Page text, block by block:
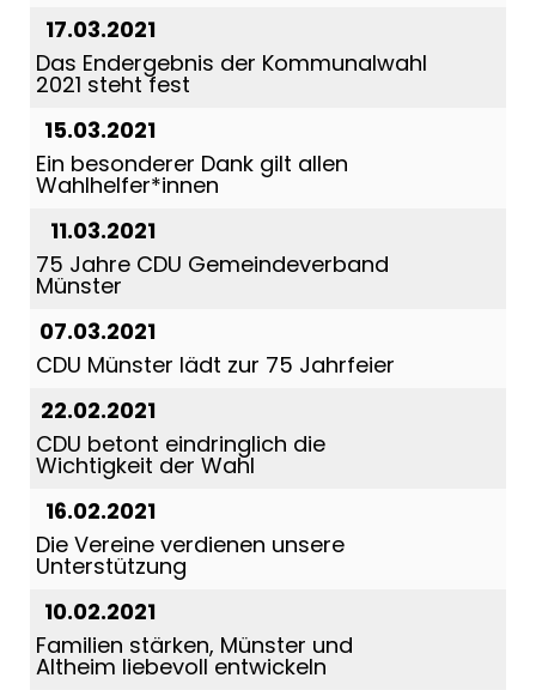
17.03.2021
Das Endergebnis der Kommunalwahl
2021 steht fest
15.03.2021
Ein besonderer Dank gilt allen
Wahlhelfer*innen
11.03.2021
75 Jahre CDU Gemeindeverband
Münster
07.03.2021
CDU Münster lädt zur 75 Jahrfeier
22.02.2021
CDU betont eindringlich die
Wichtigkeit der Wahl
16.02.2021
Die Vereine verdienen unsere
Unterstützung
10.02.2021
Familien stärken, Münster und
Altheim liebevoll entwickeln